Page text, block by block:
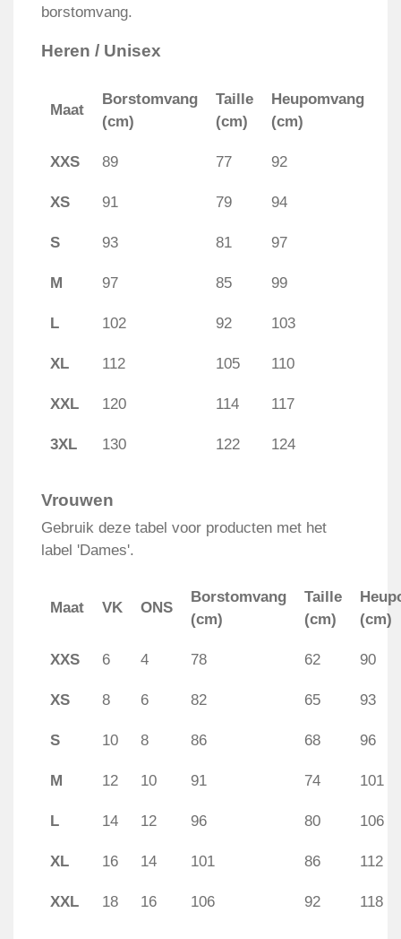
borstomvang.
Heren / Unisex
Maat
Borstomvang
(cm)
Taille
(cm)
Heupomvang
(cm)
XXS 89 77 92
XS 91 79 94
S 93 81 97
M 97 85 99
L 102 92 103
XL 112 105 110
XXL 120 114 117
3XL 130 122 124
Vrouwen
Gebruik deze tabel voor producten met het
label 'Dames'.
Maat VK ONS
Borstomvang
(cm)
Taille
(cm)
(cm)
XXS 6 4 78 62 90
XS 8 6 82 65 93
S 10 8 86 68 96
M 12 10 91 74 101
L 14 12 96 80 106
XL 16 14 101 86 112
XXL 18 16 106 92 118